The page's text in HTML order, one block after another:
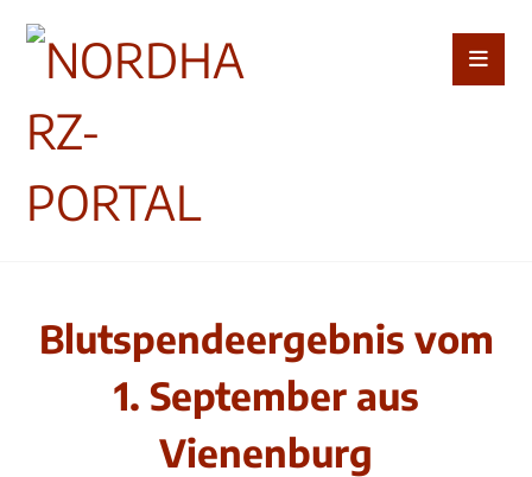
Blutspendeergebnis vom
1. September aus
Vienenburg